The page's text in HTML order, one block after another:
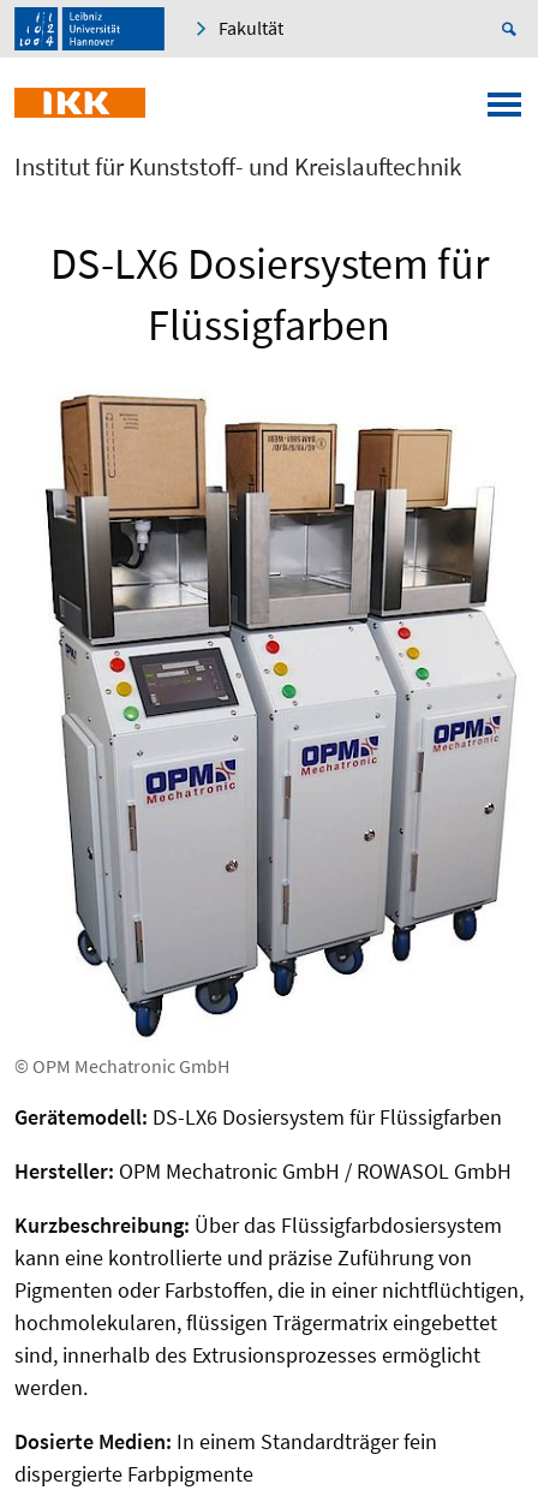
Fakultät
Institut für Kunststoff- und Kreislauftechnik
DS-LX6 Dosiersystem für
Flüssigfarben
© OPM Mechatronic GmbH
Gerätemodell: DS-LX6 Dosiersystem für Flüssigfarben
Hersteller: OPM Mechatronic GmbH / ROWASOL GmbH
Kurzbeschreibung: Über das Flüssigfarbdosiersystem
kann eine kontrollierte und präzise Zuführung von
Pigmenten oder Farbstoffen, die in einer nichtflüchtigen,
hochmolekularen, flüssigen Trägermatrix eingebettet
sind, innerhalb des Extrusionsprozesses ermöglicht
werden.
Dosierte Medien: In einem Standardträger fein
dispergierte Farbpigmente